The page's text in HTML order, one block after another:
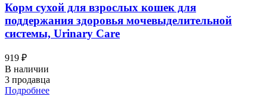
Корм сухой для взрослых кошек для
поддержания здоровья мочевыделительной
системы, Urinary Care
919 ₽
В наличии
3 продавца
Подробнее